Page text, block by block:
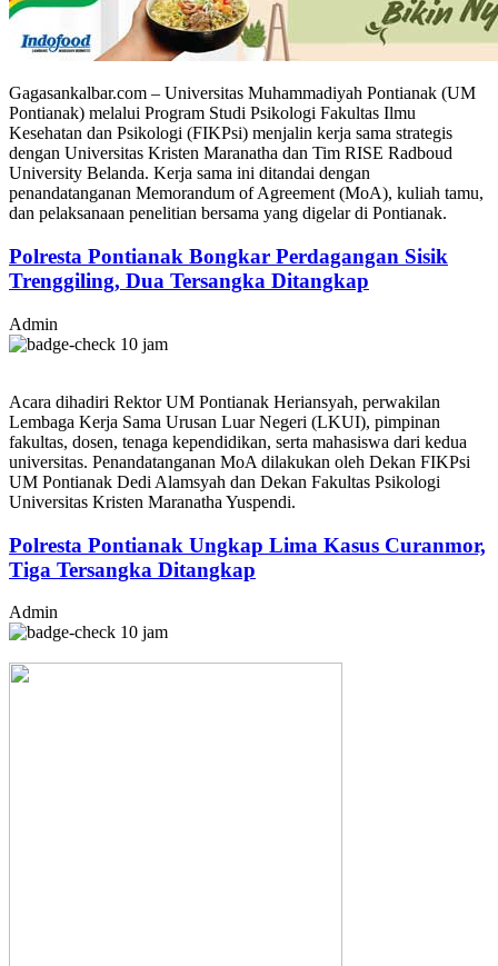
Gagasankalbar.com – Universitas Muhammadiyah Pontianak (UM
Pontianak) melalui Program Studi Psikologi Fakultas Ilmu
Kesehatan dan Psikologi (FIKPsi) menjalin kerja sama strategis
dengan Universitas Kristen Maranatha dan Tim RISE Radboud
University Belanda. Kerja sama ini ditandai dengan
penandatanganan Memorandum of Agreement (MoA), kuliah tamu,
dan pelaksanaan penelitian bersama yang digelar di Pontianak.
Polresta Pontianak Bongkar Perdagangan Sisik
Trenggiling, Dua Tersangka Ditangkap
Admin
10 jam
Acara dihadiri Rektor UM Pontianak Heriansyah, perwakilan
Lembaga Kerja Sama Urusan Luar Negeri (LKUI), pimpinan
fakultas, dosen, tenaga kependidikan, serta mahasiswa dari kedua
universitas. Penandatanganan MoA dilakukan oleh Dekan FIKPsi
UM Pontianak Dedi Alamsyah dan Dekan Fakultas Psikologi
Universitas Kristen Maranatha Yuspendi.
Polresta Pontianak Ungkap Lima Kasus Curanmor,
Tiga Tersangka Ditangkap
Admin
10 jam